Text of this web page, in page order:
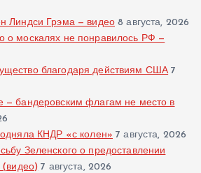
Линдси Грэма — видео 8 августа, 2026
о москалях не понравилось РФ —
благодаря действиям США 7
— бандеровским флагам не место в
КНДР «с колен» 7 августа, 2026
Зеленского о предоставлении
7 августа, 2026